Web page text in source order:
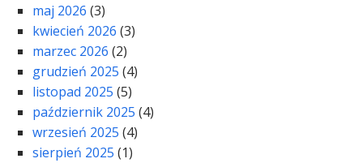
maj 2026 (3)
kwiecień 2026 (3)
marzec 2026 (2)
grudzień 2025 (4)
listopad 2025 (5)
październik 2025 (4)
wrzesień 2025 (4)
sierpień 2025 (1)